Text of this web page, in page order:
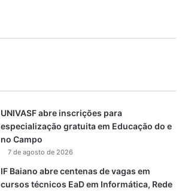
UNIVASF abre inscrições para
especialização gratuita em Educação do e
no Campo
7 de agosto de 2026
IF Baiano abre centenas de vagas em
cursos técnicos EaD em Informática, Rede